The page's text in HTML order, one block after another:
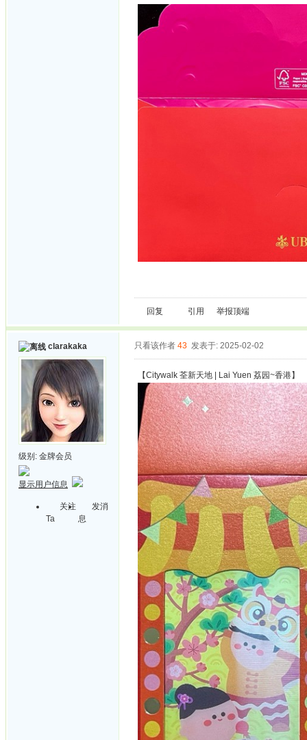
回复 引用 举报顶端
clarakaka
级别: 金牌会员
显示用户信息
关注
Ta
发消
息
只看该作者 43 发表于: 2025-02-02
【Citywalk 荃新天地 | Lai Yuen 荔园~香港】